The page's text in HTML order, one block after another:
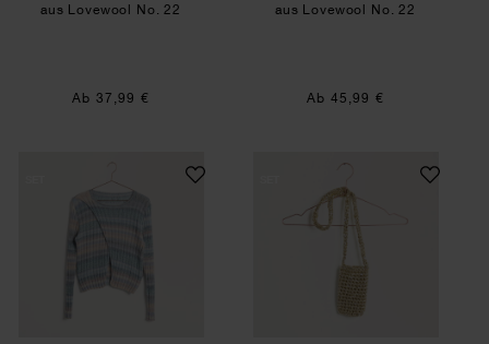
aus Lovewool No. 22
Ab 37,99 €
aus Lovewool No. 22
Ab 45,99 €
Strickset Pullover Modell 32 aus Lovewool No.
Häkelset Tasche